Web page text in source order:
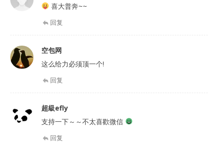
喜大普奔~~
回复
空包网
这么给力必须顶一个!
回复
超級efly
支持一下～～不太喜歡微信
回复